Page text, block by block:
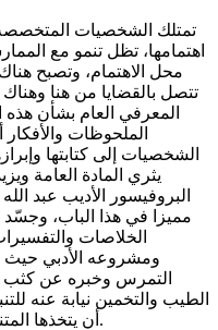
تمتلك الشخصيات
اهتمامها، تظل تنمو مع
محل الاهتمام، وتصبح
تتصل بالقضايا من هنا
المعرفي العام بشأن
الملحوظات
الشخصيات إلى كتابتها
يثري المادة العامة
البروفيسور الأديب عبد
مميزا في هذا الباب، وجسّد
الخلاصات
ومشروعه الأدبي
التمرس وخبره عن كثب
الطيب والتخمين نيابة عنه
أن يتخذها المتنبي لو طال به الزمن وسنحت له الأيام.